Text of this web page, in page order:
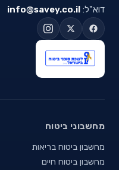
דוא"ל: info@savey.co.il
מחשבוני ביטוח
מחשבון ביטוח בריאות
מחשבון ביטוח חיים